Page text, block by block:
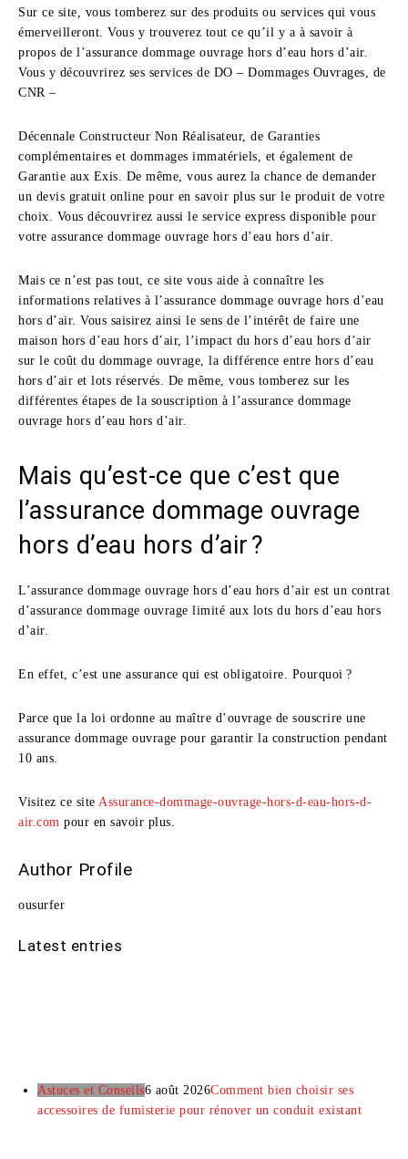
Sur ce site, vous tomberez sur des produits ou services qui vous
émerveilleront. Vous y trouverez tout ce qu’il y a à savoir à
propos de l’assurance dommage ouvrage hors d’eau hors d’air.
Vous y découvrirez ses services de DO – Dommages Ouvrages, de
CNR –
Décennale Constructeur Non Réalisateur, de Garanties
complémentaires et dommages immatériels, et également de
Garantie aux Exis. De même, vous aurez la chance de demander
un devis gratuit online pour en savoir plus sur le produit de votre
choix. Vous découvrirez aussi le service express disponible pour
votre assurance dommage ouvrage hors d’eau hors d’air.
Mais ce n’est pas tout, ce site vous aide à connaître les
informations relatives à l’assurance dommage ouvrage hors d’eau
hors d’air. Vous saisirez ainsi le sens de l’intérêt de faire une
maison hors d’eau hors d’air, l’impact du hors d’eau hors d’air
sur le coût du dommage ouvrage, la différence entre hors d’eau
hors d’air et lots réservés. De même, vous tomberez sur les
différentes étapes de la souscription à l’assurance dommage
ouvrage hors d’eau hors d’air.
Mais qu’est-ce que c’est que
l’assurance dommage ouvrage
hors d’eau hors d’air ?
L’assurance dommage ouvrage hors d’eau hors d’air est un contrat
d’assurance dommage ouvrage limité aux lots du hors d’eau hors
d’air.
En effet, c’est une assurance qui est obligatoire. Pourquoi ?
Parce que la loi ordonne au maître d’ouvrage de souscrire une
assurance dommage ouvrage pour garantir la construction pendant
10 ans.
Visitez ce site Assurance-dommage-ouvrage-hors-d-eau-hors-d-
air.com pour en savoir plus.
Author Profile
ousurfer
Latest entries
Astuces et Conseils6 août 2026Comment bien choisir ses
accessoires de fumisterie pour rénover un conduit existant